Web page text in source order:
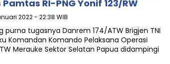
RI-PNG Yonif 123/RW
2022 - 22:38 WIB
purna tugasnya Danrem 174/ATW Brigjen TNI
Komandan Komando Pelaksana Operasi
Merauke Sektor Selatan Papua didampingi